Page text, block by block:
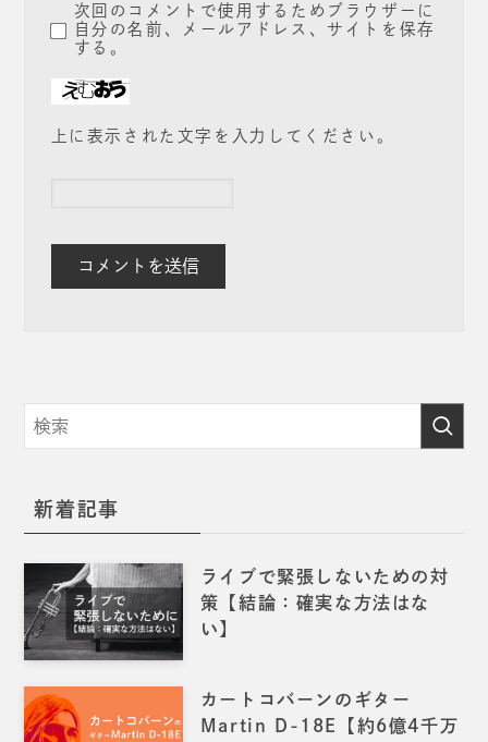
次回のコメントで使用するためブラウザーに
自分の名前、メールアドレス、サイトを保存
する。
上に表示された文字を入力してください。
新着記事
ライブで緊張しないための対
策【結論：確実な方法はな
い】
カートコバーンのギター
Martin D-18E【約6億4千万